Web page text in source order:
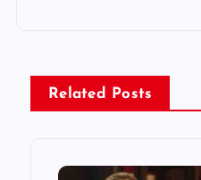
g
a
Related Posts